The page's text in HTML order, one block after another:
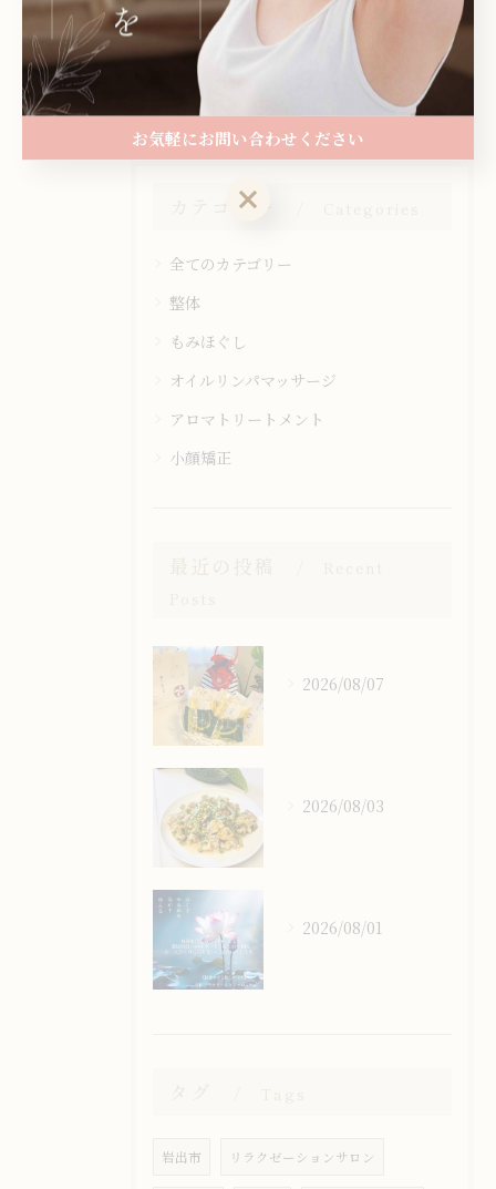
< 前のページ 次のページ >
カテゴリー
全てのカテゴリー
整体
もみほぐし
オイルリンパマッサージ
アロマトリートメント
小顔矯正
2026/08/07
2026/08/03
2026/08/01
岩出市 リラクゼーションサロン
お気軽にお問い合わせください
お気軽にお問い合わせください